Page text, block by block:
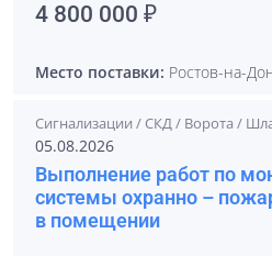
4 800 000 ₽
Место поставки: Ростов-на-
Сигнализации / СКД / Ворота /
05.08.2026
Выполнение работ по
системы охранно –
в помещении